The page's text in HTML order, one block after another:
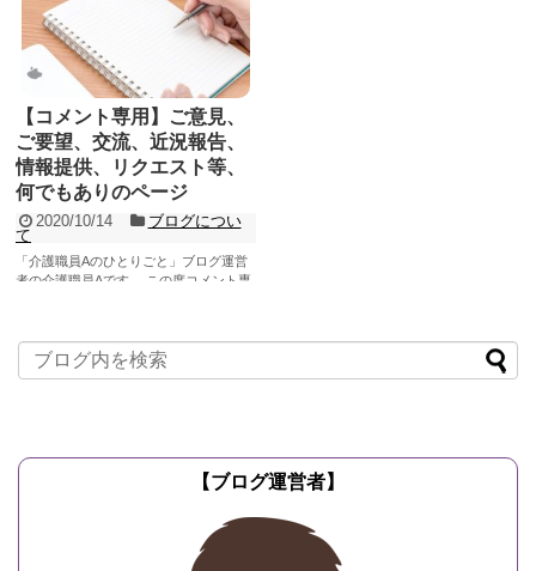
【コメント専用】ご意見、
ご要望、交流、近況報告、
情報提供、リクエスト等、
何でもありのページ
2020/10/14
ブログについ
て
「介護職員Aのひとりごと」ブログ運営
者の介護職員Aです。 この度コメント専
【ブログ運営者】